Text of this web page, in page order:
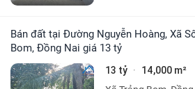
Bán đất tại Đường Nguyễn Hoàng, Xã Sông Trầu, Huyện Trảng
Bom, Đồng Nai giá 13 tỷ
13 tỷ · 14,000 m²